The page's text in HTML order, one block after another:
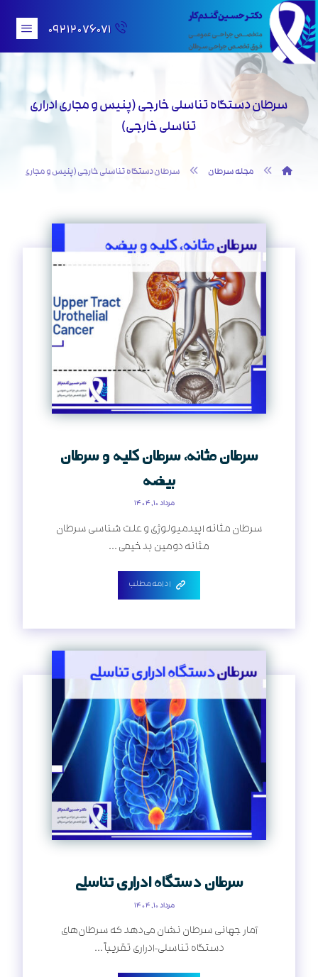
۰۹۲۱۲۰۷۶۰۷۱
سرطان دستگاه تناسلی خارجی (پنیس و مجاری ادراری
تناسلی خارجی)
مجله سرطان سرطان دستگاه تناسلی خارجی (پنیس و مجاری ادراری
سرطان مثانه، سرطان کلیه و سرطان
بیضه
مرداد ۱۰, ۱۴۰۴
سرطان مثانه اپیدمیولوژی و علت شناسی سرطان
مثانه دومین بدخیمی ...
ادامه مطلب
سرطان دستگاه ادراری تناسلی
مرداد ۱۰, ۱۴۰۴
آمار جهانی سرطان نشان می‌دهد که سرطان‌های
دستگاه تناسلی-ادراری تقریباً ...